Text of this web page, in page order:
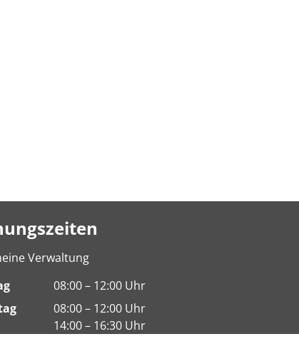
Verwaltung
08:00 – 12:00 Uhr
08:00 – 12:00 Uhr
14:00 – 16:30 Uhr